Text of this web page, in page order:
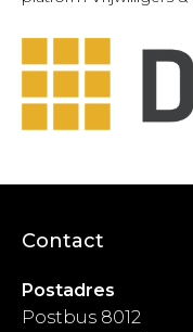
Contact
Postadres
Postbus 8012